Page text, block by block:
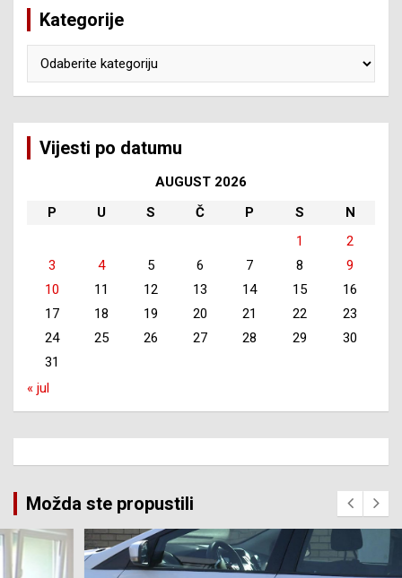
Kategorije
Vijesti po datumu
AUGUST 2026
P
U S Č P S
N
1
2
3
4 5 6 7 8
9
10
11 12 13 14 15
16
17
18 19 20 21 22
23
24
25 26 27 28 29
30
31
« jul
Možda ste propustili